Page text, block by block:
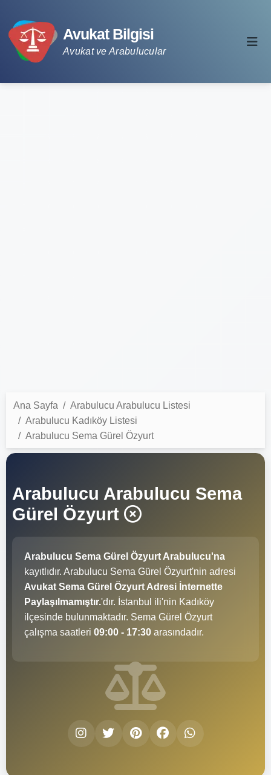
Avukat Bilgisi
Avukat ve Arabulucular
Ana Sayfa
Arabulucu Arabulucu Listesi
Arabulucu Kadıköy Listesi
Arabulucu Sema Gürel Özyurt
Arabulucu Arabulucu Sema
Gürel Özyurt
Arabulucu Sema Gürel Özyurt Arabulucu'na
kayıtlıdır. Arabulucu Sema Gürel Özyurt'nin adresi
Avukat Sema Gürel Özyurt Adresi İnternette
Paylaşılmamıştır.'dır. İstanbul ili'nin Kadıköy
ilçesinde bulunmaktadır. Sema Gürel Özyurt
çalışma saatleri 09:00 - 17:30 arasındadır.